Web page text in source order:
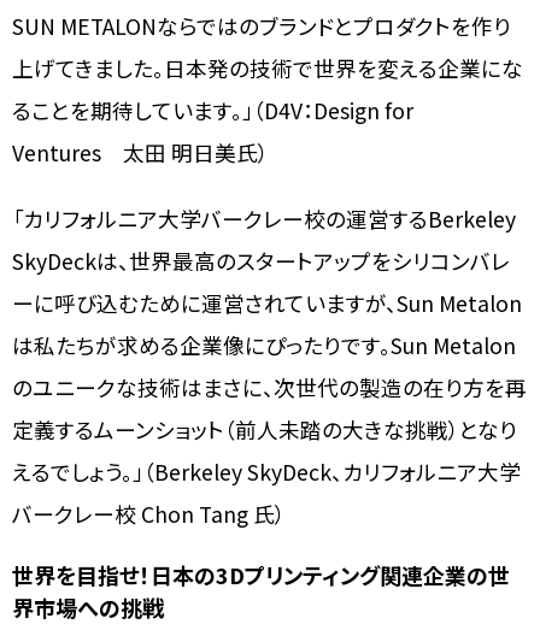
SUN METALONならではのブランドとプロダクトを作り
上げてきました。日本発の技術で世界を変える企業にな
ることを期待しています。」（D4V：Design for
Ventures 太田 明日美氏）
「カリフォルニア大学バークレー校の運営するBerkeley
SkyDeckは、世界最高のスタートアップをシリコンバレ
ーに呼び込むために運営されていますが、Sun Metalon
は私たちが求める企業像にぴったりです。Sun Metalon
のユニークな技術はまさに、次世代の製造の在り方を再
定義するムーンショット（前人未踏の大きな挑戦）となり
えるでしょう。」（Berkeley SkyDeck、カリフォルニア大学
バークレー校 Chon Tang 氏）
世界を目指せ！日本の3Dプリンティング関連企業の世
界市場への挑戦